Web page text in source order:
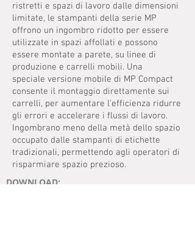
ristretti e spazi di lavoro dalle dimensioni
limitate, le stampanti della serie MP
offrono un ingombro ridotto per essere
utilizzate in spazi affollati e possono
essere montate a parete, su linee di
produzione e carrelli mobili. Una
speciale versione mobile di MP Compact
consente il montaggio direttamente sui
carrelli, per aumentare l'efficienza ridurre
gli errori e accelerare i flussi di lavoro.
Ingombrano meno della metà dello spazio
occupato dalle stampanti di etichette
tradizionali, permettendo agli operatori di
risparmiare spazio prezioso.
DOWNLOAD: